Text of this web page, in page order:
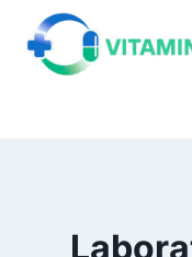
Saltar
contenido